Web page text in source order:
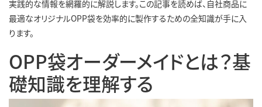
実践的な情報を網羅的に解説します。この記事を読めば、自社商品に
最適なオリジナルOPP袋を効率的に製作するための全知識が手に入
ります。
OPP袋オーダーメイドとは？基
礎知識を理解する